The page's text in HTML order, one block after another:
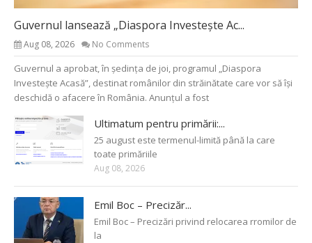
Guvernul lansează „Diaspora Investește Ac...
Aug 08, 2026 No Comments
Guvernul a aprobat, în ședința de joi, programul „Diaspora
Investește Acasă”, destinat românilor din străinătate care vor să își
deschidă o afacere în România. Anunțul a fost
Ultimatum pentru primării:...
25 august este termenul-limită până la care
toate primăriile
Aug 08, 2026
Emil Boc – Precizăr...
Emil Boc – Precizări privind relocarea rromilor de
la